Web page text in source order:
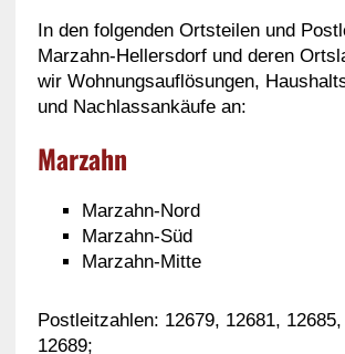
In den folgenden Ortsteilen und
Marzahn-Hellersdorf und deren
wir Wohnungsauflösungen,
und Nachlassankäufe an:
Marzahn
Marzahn-Nord
Marzahn-Süd
Marzahn-Mitte
Postleitzahlen: 12679, 12681,
12689;